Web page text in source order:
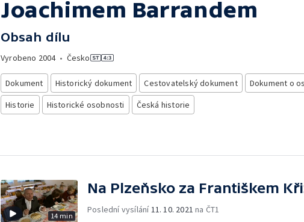
Joachimem Barrandem
Obsah dílu
Vyrobeno 2004• Česko
Dokument Historický dokument Cestovatelský dokument
Dokument o
Historie
Historické osobnosti Česká historie
14 min
Na Plzeňsko za Františkem
Poslední vysílání 11. 10. 2021 na ČT1